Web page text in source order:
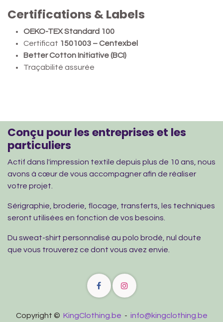
Certifications & Labels
OEKO-TEX Standard 100
Certificat 1501003 – Centexbel
Better Cotton Initiative (BCI)
Traçabilité assurée
Conçu pour les entreprises et les
particuliers
Actif dans l'impression textile depuis plus de 10 ans, nous
avons à cœur de vous accompagner afin de réaliser
votre projet.
Sérigraphie, broderie, flocage, transferts, les techniques
seront utilisées en fonction de vos besoins.
Du sweat-shirt personnalisé au polo brodé, nul doute
que vous trouverez ce dont vous avez envie.
Copyright © KingClothing.be - info@kingclothing.be